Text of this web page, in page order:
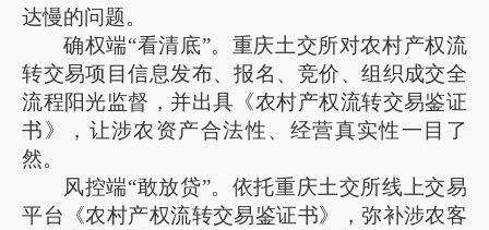
达慢的问题。
确权端“看清底”。重庆土交所对农村产权流
转交易项目信息发布、报名、竞价、组织成交全
流程阳光监督，并出具《农村产权流转交易鉴证
书》，让涉农资产合法性、经营真实性一目了
然。
风控端“敢放贷”。依托重庆土交所线上交易
平台《农村产权流转交易鉴证书》，弥补涉农客